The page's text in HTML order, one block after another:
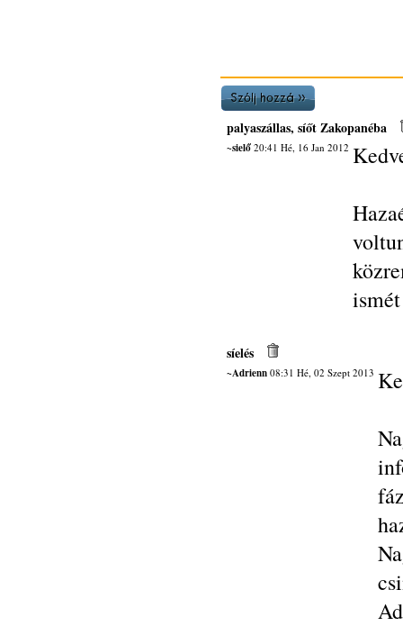
palyaszállas, síőt Zakopanéba
~sielő20:41 Hé, 16 Jan 2012
síelés
~Adrienn08:31 Hé, 02 Szept 2013